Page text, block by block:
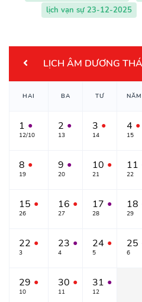
lịch vạn sự 23-12-2025
LỊCH ÂM DƯƠNG
HAI BA TƯ NĂM
1 ●
12/10
2 ●
13
3 ●
14
4 ●
15
8 ●
19
9 ●
20
10 ●
21
11
22
15 ●
26
16 ●
27
17 ●
28
18
29
22 ●
3
23 ●
4
24 ●
5
25
6
29 ●
10
30 ●
11
31 ●
12